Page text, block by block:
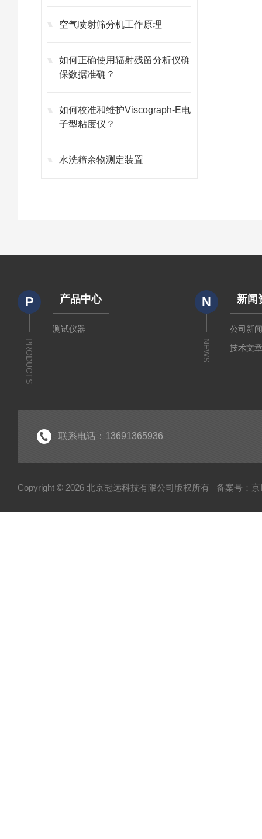
空气喷射筛分机工作原理
如何正确使用辐射残留分析仪确
保数据准确？
如何校准和维护Viscograph-E电
子型粘度仪？
水洗筛余物测定装置
P
PRODUCTS
产品中心
测试仪器
N
NEWS
新闻
公司新
技术文
联系电话：13691365936
Copyright © 2026 北京冠远科技有限公司版权所有 备案号：